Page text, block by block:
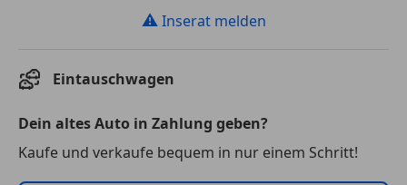
⚠ Inserat melden
Eintauschwagen
Dein altes Auto in Zahlung geben?
Kaufe und verkaufe bequem in nur einem Schritt!